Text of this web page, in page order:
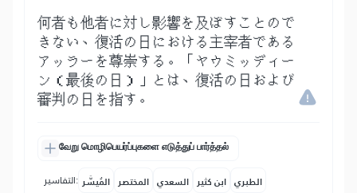
何者も他者に対し影響を及ぼすことので
きない、復活の日における主宰者である
アッラーを尊崇する。「ヤウミッディー
ン（最後の日）」とは、復活の日および
審判の日を指す。
வேறு மொழிபெயர்ப்புகளை எடுத்துப் பார்த்தல்
التفاسير: المُيسَّر المختصر السعدي ابن كثير الطبري